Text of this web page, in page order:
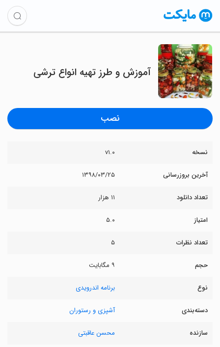
آموزش و طرز تهیه انواع ترشی
نصب
نسخه v۱.۰
آخرین بروزرسانی ۱۳۹۸/۰۳/۲۵
تعداد دانلود ۱۱ هزار
امتیاز ۵.۰
تعداد نظرات ۵
حجم ۹ مگابایت
نوع برنامه اندرویدی
دسته‌بندی آشپزی و رستوران
سازنده محسن عاقبتی